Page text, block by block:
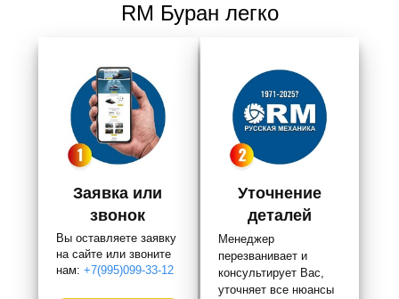
RM Буран легко
Заявка или
звонок
Вы оставляете заявку
на сайте или звоните
нам:+7(995)099-33-12
Уточнение
деталей
Менеджер
перезванивает и
консультирует Вас,
уточняет все нюансы